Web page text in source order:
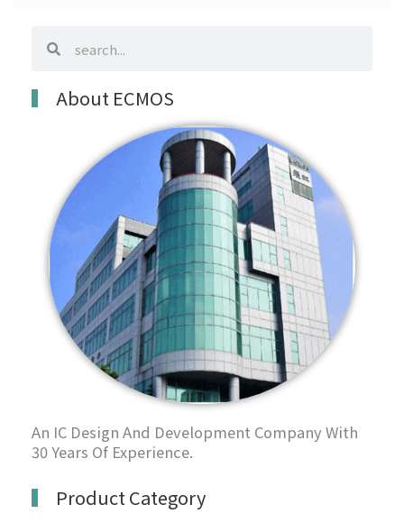
About ECMOS
An IC Design And Development Company With
30 Years Of Experience.
Product Category